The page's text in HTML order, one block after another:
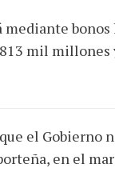
bonos
mil millones
el Gobierno
en el